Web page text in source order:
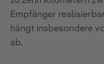
Empfänger
hängt insbesondere
ab.